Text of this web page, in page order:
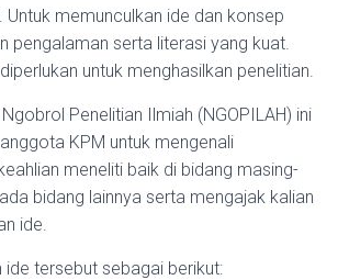
Untuk memunculkan ide dan konsep
pengalaman serta literasi yang kuat.
untuk menghasilkan penelitian.
Penelitian Ilmiah (NGOPILAH) ini
KPM untuk mengenali
meneliti baik di bidang masing-
bidang lainnya serta mengajak kalian
ide.
tersebut sebagai berikut: